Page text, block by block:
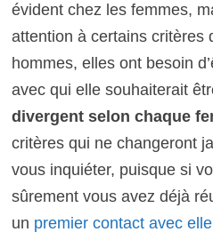
évident chez les femmes,
attention à certains critères
hommes, elles ont besoin
avec qui elle souhaiterait
divergent selon chaque
critères qui ne changeront
vous inquiéter, puisque si
sûrement vous avez déjà
un premier contact avec elle